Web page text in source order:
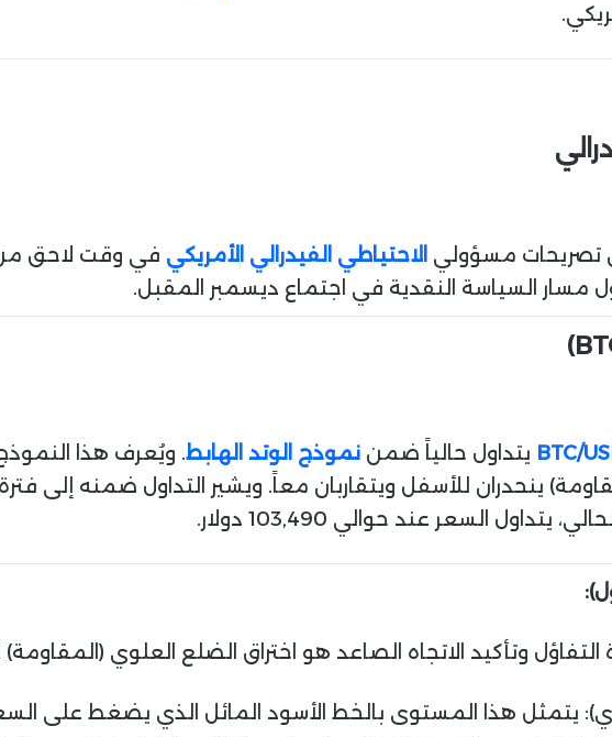
تصريحات مسؤولي الاحتياطي الفيدرالي الأمريكي في وقت لاحق من
مسار السياسة النقدية في اجتماع ديسمبر المقبل.
BTC/ يتداول حالياً ضمن نموذج الوتد الهابط. ويُعرف هذا
ينحدران للأسفل ويتقاربان معاً. ويشير التداول ضمنه إلى
السعر عند حوالي 103,490 دولار.
وتأكيد الاتجاه الصاعد هو اختراق الضلع العلوي (المقاومة)
يتمثل هذا المستوى بالخط الأسود المائل الذي يضغط على